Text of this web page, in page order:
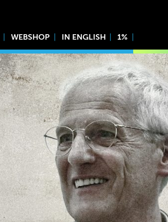
WEBSHOP IN ENGLISH 1%